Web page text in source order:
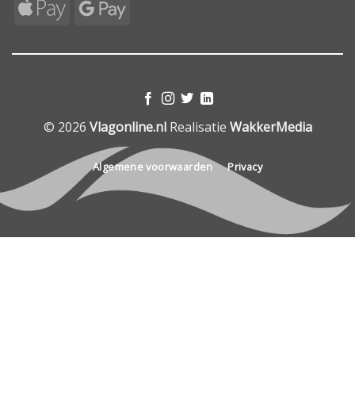
Apple
Google
© 2026 Vlagonline.nlRealisatie WakkerMedia
Algemene voorwaarden Privacy